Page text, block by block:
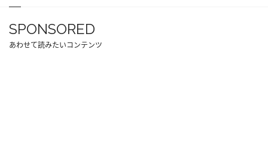
SPONSORED
あわせて読みたいコンテンツ